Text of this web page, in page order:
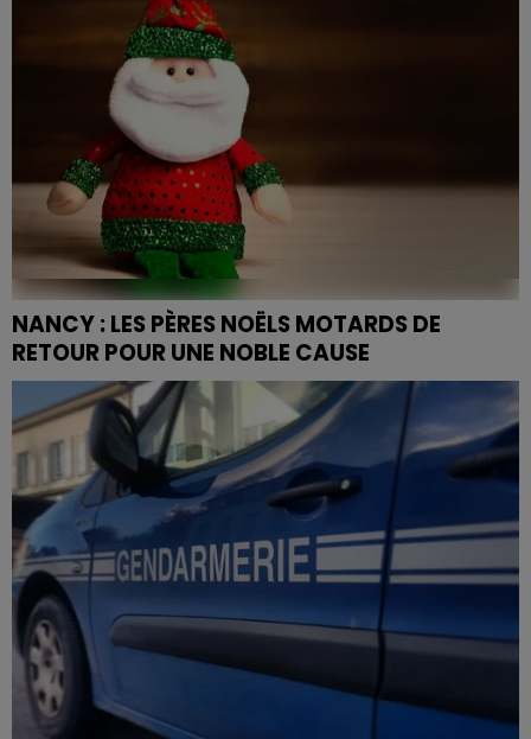
NANCY : LES PÈRES NOËLS MOTARDS DE
RETOUR POUR UNE NOBLE CAUSE
Ces joyeux motards ont pour mission de récolter des
fonds destinés aux enfants malades du centre
hospitalier local...